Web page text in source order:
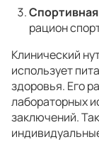
рацион
Клинический
использует
здоровья. Его
лабораторных
заключений.